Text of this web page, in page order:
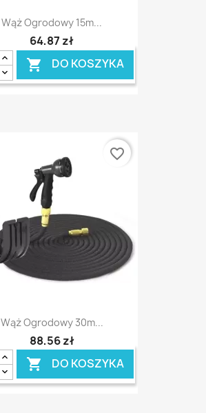
Wąż Ogrodowy 15m...
64,87 zł
 DO KOSZYKA
Wąż Ogrodowy 30m...
88,56 zł
 DO KOSZYKA
favorite_border